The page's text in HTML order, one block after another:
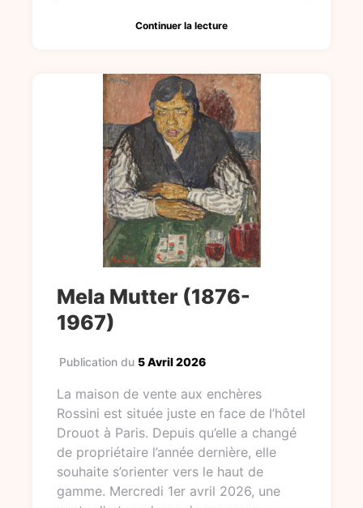
Continuer la lecture
Mela Mutter (1876-
1967)
Publication du 5 Avril 2026
La maison de vente aux enchères
Rossini est située juste en face de l’hôtel
Drouot à Paris. Depuis qu’elle a changé
de propriétaire l’année dernière, elle
souhaite s’orienter vers le haut de
gamme. Mercredi 1er avril 2026, une